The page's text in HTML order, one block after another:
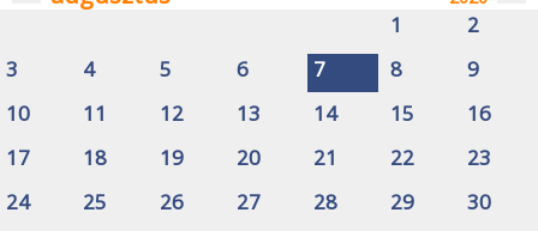
1
2
3
4 5 6 7 8
9
10
11 12 13 14 15
16
17
18 19 20 21 22
23
24
25 26 27 28 29
30